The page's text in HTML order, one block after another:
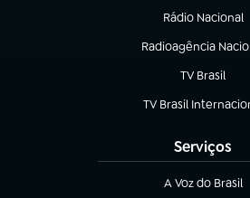
Rádio Nacional
(abre em nova
Radioagência
(abre em nova aba)
TV Brasil
(abre em
TV Brasil
(abre em nova aba)
Serviços
A Voz do Brasil
(abre em nova